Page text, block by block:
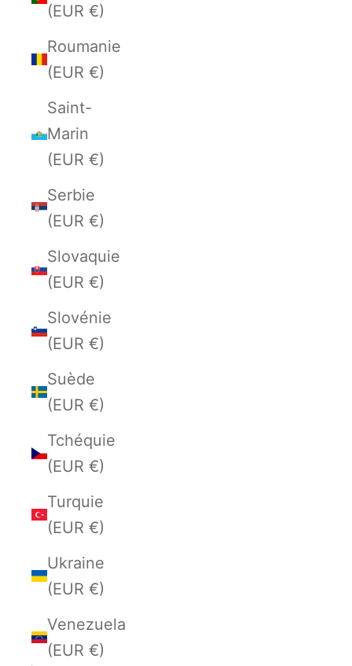
(EUR €)
Roumanie
(EUR €)
Saint-
Marin
(EUR €)
Serbie
(EUR €)
Slovaquie
(EUR €)
Slovénie
(EUR €)
Suède
(EUR €)
Tchéquie
(EUR €)
Turquie
(EUR €)
Ukraine
(EUR €)
Venezuela
(EUR €)